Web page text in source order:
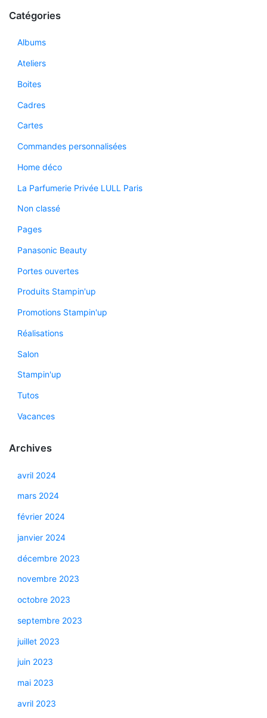
Catégories
Albums
Ateliers
Boites
Cadres
Cartes
Commandes personnalisées
Home déco
La Parfumerie Privée LULL Paris
Non classé
Pages
Panasonic Beauty
Portes ouvertes
Produits Stampin'up
Promotions Stampin'up
Réalisations
Salon
Stampin'up
Tutos
Vacances
Archives
avril 2024
mars 2024
février 2024
janvier 2024
décembre 2023
novembre 2023
octobre 2023
septembre 2023
juillet 2023
juin 2023
mai 2023
avril 2023